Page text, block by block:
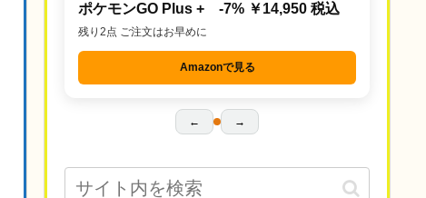
ポケモンGO Plus + -7% ￥14,950 税込
残り2点 ご注文はお早めに
Amazonで見る
← →